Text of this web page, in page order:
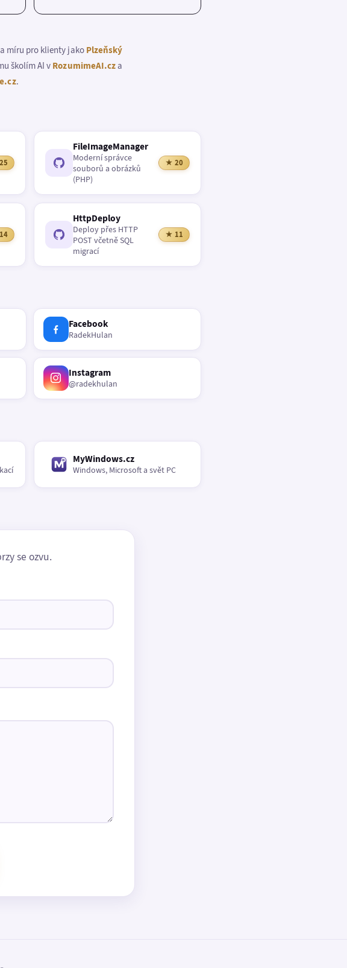
míru pro klienty jako Plzeňský
školím AI vRozumimeAI.cza
.
FileImageManager
Moderní správce
souborů a obrázků
(PHP)
★ 20
HttpDeploy
Deploy přes HTTP
POST včetně SQL
migrací
★ 11
Facebook
RadekHulan
Instagram
@radekhulan
MyWindows.cz
Windows, Microsoft a svět PC
se ozvu.